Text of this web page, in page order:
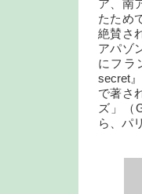
ア、南
たため
絶賛さ
アパゾ
にフラ
secret
で著さ
ズ」（
ら、パ